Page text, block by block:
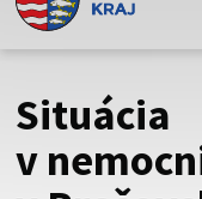
Toto je oficiálna
Táto stránka je
Situácia
v